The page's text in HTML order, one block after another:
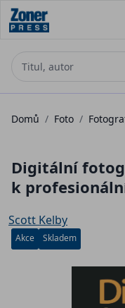
Domů / Foto /
Digitální
k
Scott Kelby
Akce Skladem